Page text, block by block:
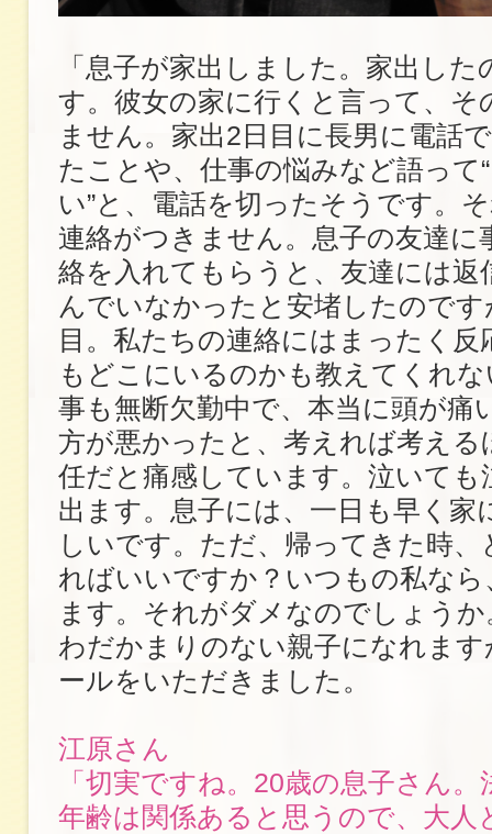
「息子が家出しました。家出した
す。彼女の家に行くと言って、そ
ません。家出2日目に長男に電話
たことや、仕事の悩みなど語って
い”と、電話を切ったそうです。
連絡がつきません。息子の友達に
絡を入れてもらうと、友達には返
んでいなかったと安堵したので
目。私たちの連絡にはまったく反
もどこにいるのかも教えてくれ
事も無断欠勤中で、本当に頭が痛
方が悪かったと、考えれば考える
任だと痛感しています。泣いても
出ます。息子には、一日も早く家
しいです。ただ、帰ってきた時
ればいいですか？いつもの私な
ます。それがダメなのでしょう
わだかまりのない親子になれま
ールをいただきました。
江原さん
「切実ですね。20歳の息子さん
年齢は関係あると思うので、大人